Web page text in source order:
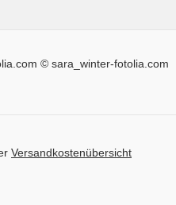
© sara_winter-fotolia.com
Versandkostenübersicht